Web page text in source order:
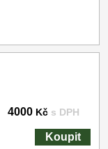
4000 Kč s DPH
Koupit